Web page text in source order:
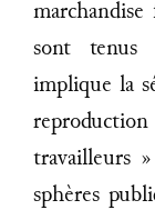
sont tenus
implique la
travailleurs »
sphères